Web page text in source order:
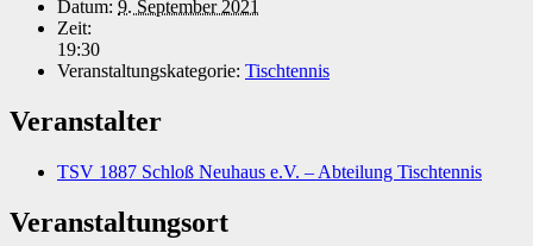
Datum: 9. September 2021
Zeit:
19:30
Veranstaltungskategorie: Tischtennis
Veranstalter
TSV 1887 Schloß Neuhaus e.V. – Abteilung Tischtennis
Veranstaltungsort